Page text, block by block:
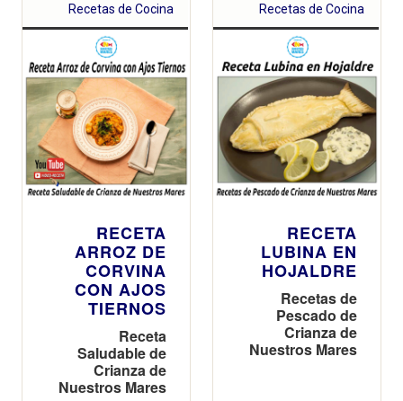
Recetas de Cocina
RECETA
ARROZ DE
CORVINA
CON AJOS
TIERNOS
Receta
Saludable de
Crianza de
Nuestros Mares
Recetas de Cocina
RECETA
LUBINA EN
HOJALDRE
Recetas de
Pescado de
Crianza de
Nuestros Mares